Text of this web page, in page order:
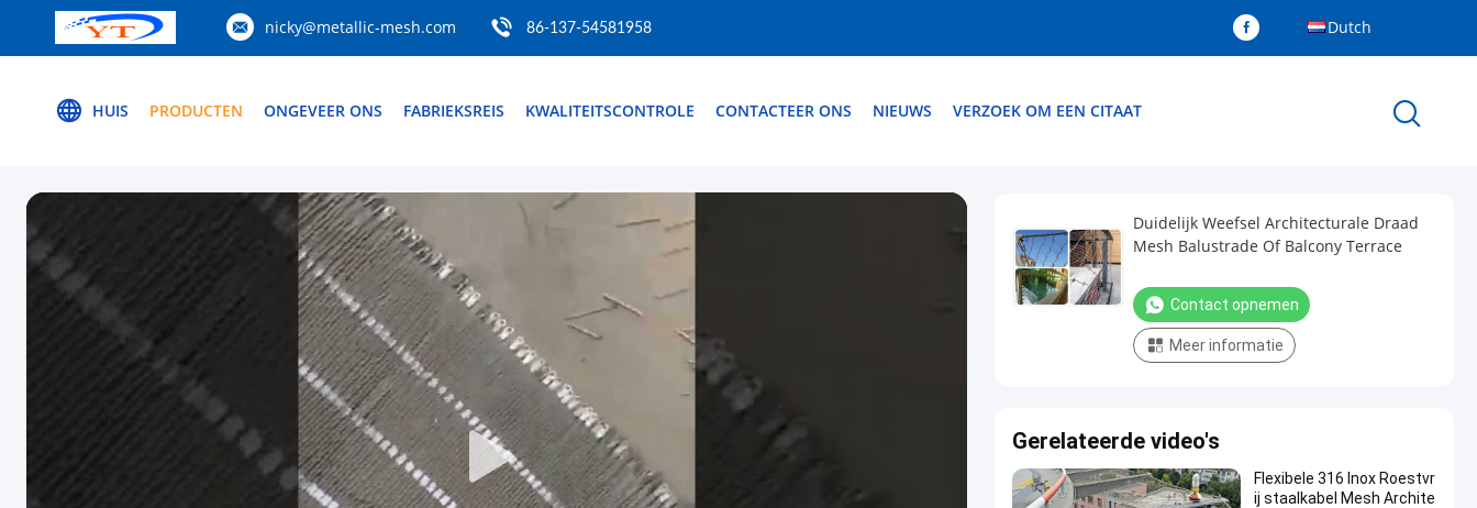
nicky@metallic-mesh.com 86-137-54581958 Dutch
HUIS PRODUCTEN ONGEVEER ONS FABRIEKSREIS KWALITEITSCONTROLE CONTACTEER ONS NIEUWS VERZOEK OM EEN CITAAT
Duidelijk Weefsel Architecturale Draad
Mesh Balustrade Of Balcony Terrace
Contact opnemen
Meer informatie
Gerelateerde video's
Flexibele 316 Inox Roestvr
ij staalkabel Mesh Archite